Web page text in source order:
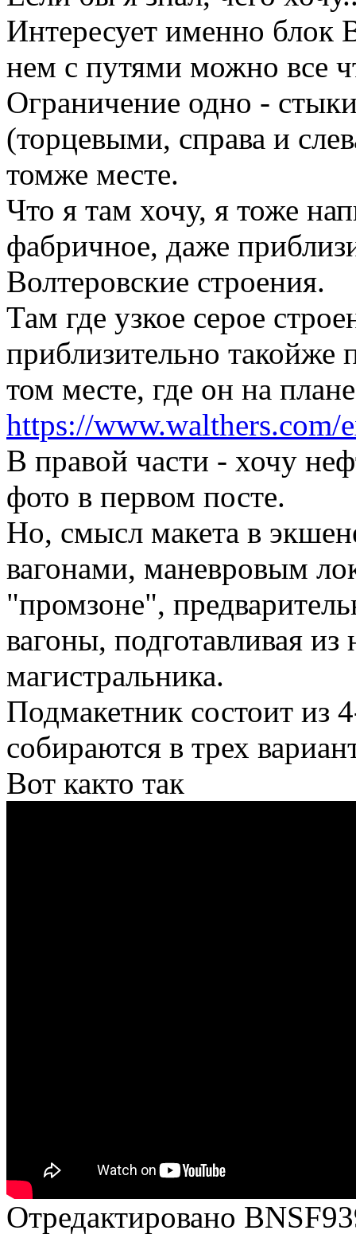
Интересует именно блок
нем с путями можно все
Ограничение одно -
(торцевыми, справа и
томже месте.
Что я там хочу, я тоже
фабричное, даже
Волтеровские строения.
Там где узкое серое
приблизительно такойже
том месте, где он на
https://www.walthers.com/
В правой части - хочу
фото в первом посте.
Но, смысл макета в
вагонами, маневровым
"промзоне",
вагоны, подготавливая
магистральника.
Подмакетник состоит из
собираются в трех
Вот както так
Отредактировано